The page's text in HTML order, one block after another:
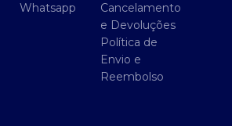
Whatsapp
Cancelamento
e Devoluções
Política de
Envio e
Reembolso